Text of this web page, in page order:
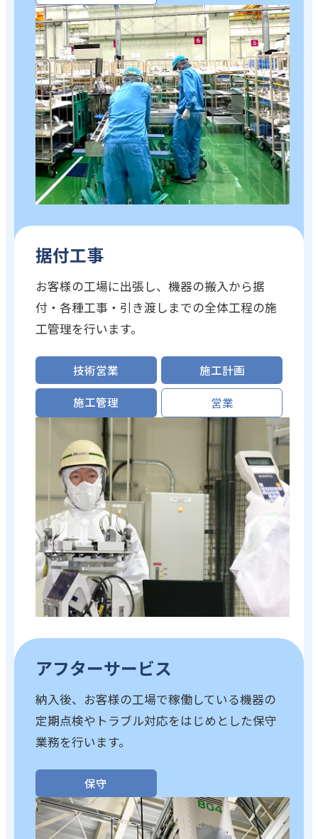
据付工事
お客様の工場に出張し、機器の搬入から据
付・各種工事・引き渡しまでの全体工程の施
工管理を行います。
技術営業 施工計画
施工管理 営業
アフターサービス
納入後、お客様の工場で稼働している機器の
定期点検やトラブル対応をはじめとした保守
業務を行います。
保守